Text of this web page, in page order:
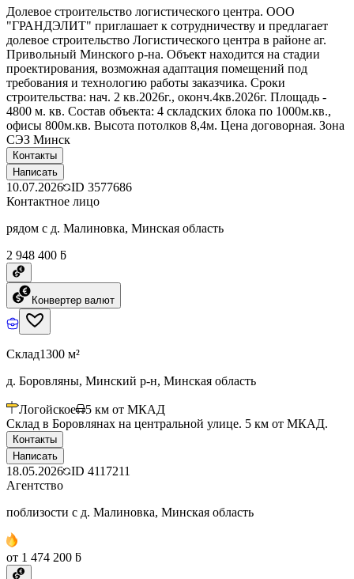
Долевое строительство логистического центра. ООО
"ГРАНДЭЛИТ" приглашает к сотрудничеству и предлагает
долевое строительство Логистического центра в районе аг.
Привольный Минского р-на. Объект находится на стадии
проектирования, возможная адаптация помещений под
требования и технологию работы заказчика. Сроки
строительства: нач. 2 кв.2026г., оконч.4кв.2026г. Площадь -
4800 м. кв. Состав объекта: 4 складских блока по 1000м.кв.,
офисы 800м.кв. Высота потолков 8,4м. Цена договорная. Зона
СЭЗ Минск
Контакты
Написать
10.07.2026 ID 3577686
Контактное лицо
рядом с д. Малиновка, Минская область
2 948 400 ƃ
Конвертер валют
Склад1300 м²
д. Боровляны, Минский р-н, Минская область
Логойское 5 км от МКАД
Склад в Боровлянах на центральной улице. 5 км от МКАД.
Контакты
Написать
18.05.2026 ID 4117211
Агентство
поблизости с д. Малиновка, Минская область
от 1 474 200 ƃ